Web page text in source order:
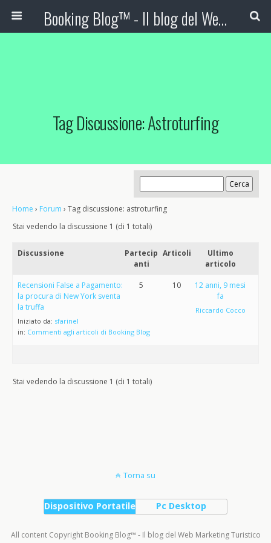
Booking Blog™ - Il blog del Web Marketing Turistico
Tag Discussione: Astroturfing
Home › Forum › Tag discussione: astroturfing
Stai vedendo la discussione 1 (di 1 totali)
Discussione
Partecip
anti
Articoli
Ultimo
articolo
Recensioni False a Pagamento:
la procura di New York sventa
la truffa
Iniziato da: sfarinel
in: Commenti agli articoli di Booking Blog
5 10
12 anni, 9 mesi
fa
Riccardo Cocco
Stai vedendo la discussione 1 (di 1 totali)
Torna su
Dispositivo Portatile Pc Desktop
All content Copyright Booking Blog™ - Il blog del Web Marketing Turistico